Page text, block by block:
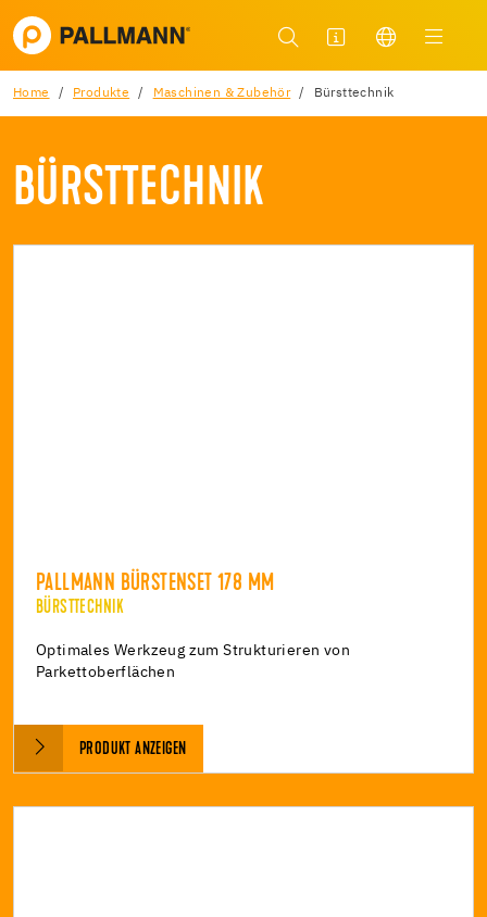
Home Produkte Maschinen & Zubehör Bürsttechnik
BÜRSTTECHNIK
PALLMANN BÜRSTENSET 178 MM
BÜRSTTECHNIK
Optimales Werkzeug zum Strukturieren von
Parkettoberflächen
PRODUKT ANZEIGEN